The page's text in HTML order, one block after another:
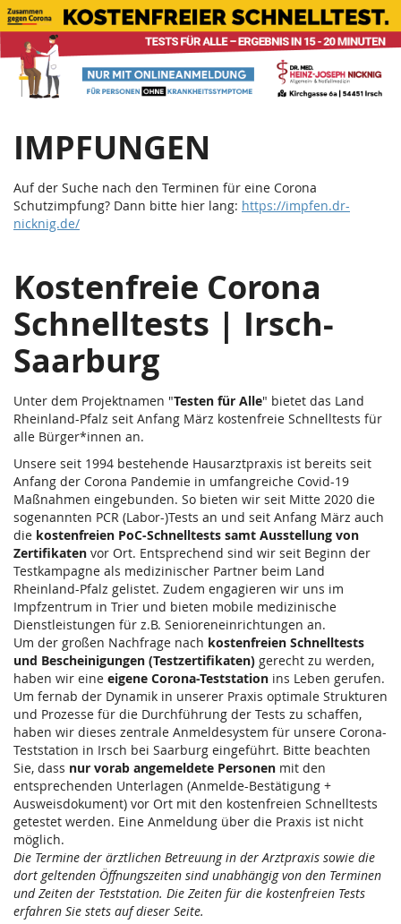
Zum
Haupt-
Inhalt
springen
Corona
Schnelltests
Teststation
Irsch
Saarburg
IMPFUNGEN
Auf der Suche nach den Terminen für eine Corona
Schutzimpfung? Dann bitte hier lang: https://impfen.dr-
nicknig.de/
Kostenfreie Corona
Schnelltests | Irsch-
Saarburg
Unter dem Projektnamen "Testen für Alle" bietet das Land
Rheinland-Pfalz seit Anfang März kostenfreie Schnelltests für
alle Bürger*innen an.
Unsere seit 1994 bestehende Hausarztpraxis ist bereits seit
Anfang der Corona Pandemie in umfangreiche Covid-19
Maßnahmen eingebunden. So bieten wir seit Mitte 2020 die
sogenannten PCR (Labor-)Tests an und seit Anfang März auch
die kostenfreien PoC-Schnelltests samt Ausstellung von
Zertifikaten vor Ort. Entsprechend sind wir seit Beginn der
Testkampagne als medizinischer Partner beim Land
Rheinland-Pfalz gelistet. Zudem engagieren wir uns im
Impfzentrum in Trier und bieten mobile medizinische
Dienstleistungen für z.B. Senioreneinrichtungen an.
Um der großen Nachfrage nach kostenfreien Schnelltests
und Bescheinigungen (Testzertifikaten) gerecht zu werden,
haben wir eine eigene Corona-Teststation ins Leben gerufen.
Um fernab der Dynamik in unserer Praxis optimale Strukturen
und Prozesse für die Durchführung der Tests zu schaffen,
haben wir dieses zentrale Anmeldesystem für unsere Corona-
Teststation in Irsch bei Saarburg eingeführt. Bitte beachten
Sie, dass nur vorab angemeldete Personen mit den
entsprechenden Unterlagen (Anmelde-Bestätigung +
Ausweisdokument) vor Ort mit den kostenfreien Schnelltests
getestet werden. Eine Anmeldung über die Praxis ist nicht
möglich.
Die Termine der ärztlichen Betreuung in der Arztpraxis sowie die
dort geltenden Öffnungszeiten sind unabhängig von den Terminen
und Zeiten der Teststation. Die Zeiten für die kostenfreien Tests
erfahren Sie stets auf dieser Seite.